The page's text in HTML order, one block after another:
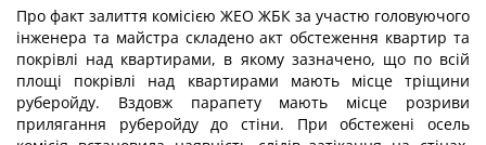
Про факт залиття комісією ЖЕО ЖБК за участю головуючого
інженера та майстра складено акт обстеження квартир та
покрівлі над квартирами, в якому зазначено, що по всій
площі покрівлі над квартирами мають місце тріщини
руберойду. Вздовж парапету мають місце розриви
прилягання руберойду до стіни. При обстежені осель